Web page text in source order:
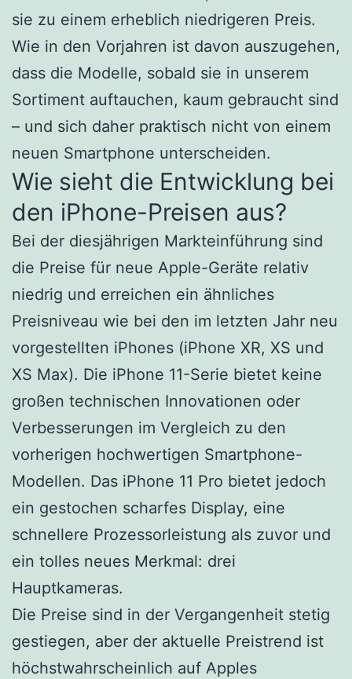
sie zu einem erheblich niedrigeren Preis.
Wie in den Vorjahren ist davon auszugehen,
dass die Modelle, sobald sie in unserem
Sortiment auftauchen, kaum gebraucht sind
– und sich daher praktisch nicht von einem
neuen Smartphone unterscheiden.
Wie sieht die Entwicklung bei
den iPhone-Preisen aus?
Bei der diesjährigen Markteinführung sind
die Preise für neue Apple-Geräte relativ
niedrig und erreichen ein ähnliches
Preisniveau wie bei den im letzten Jahr neu
vorgestellten iPhones (iPhone XR, XS und
XS Max). Die iPhone 11-Serie bietet keine
großen technischen Innovationen oder
Verbesserungen im Vergleich zu den
vorherigen hochwertigen Smartphone-
Modellen. Das iPhone 11 Pro bietet jedoch
ein gestochen scharfes Display, eine
schnellere Prozessorleistung als zuvor und
ein tolles neues Merkmal: drei
Hauptkameras.
Die Preise sind in der Vergangenheit stetig
gestiegen, aber der aktuelle Preistrend ist
höchstwahrscheinlich auf Apples